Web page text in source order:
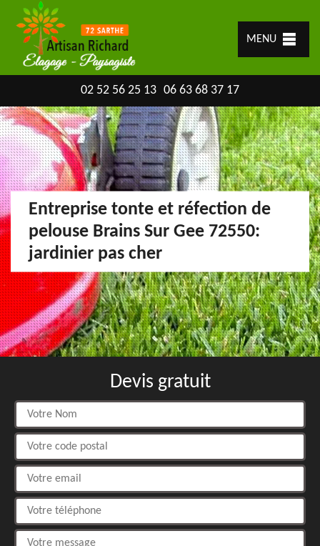
MENU
02 52 56 25 13 06 63 68 37 17
Entreprise tonte et réfection de
pelouse Brains Sur Gee 72550:
jardinier pas cher
Devis gratuit